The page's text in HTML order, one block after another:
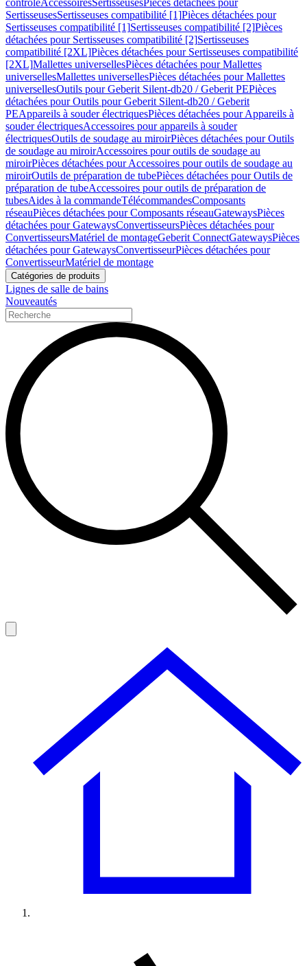
contrôleAccessoiresSertisseusesPièces détachées pour
SertisseusesSertisseuses compatibilité [1]Pièces détachées pour
Sertisseuses compatibilité [1]Sertisseuses compatibilité [2]Pièces
détachées pour Sertisseuses compatibilité [2]Sertisseuses
compatibilité [2XL]Pièces détachées pour Sertisseuses compatibilité
[2XL]Mallettes universellesPièces détachées pour Mallettes
universellesMallettes universellesPièces détachées pour Mallettes
universellesOutils pour Geberit Silent-db20 / Geberit PEPièces
détachées pour Outils pour Geberit Silent-db20 / Geberit
PEAppareils à souder électriquesPièces détachées pour Appareils à
souder électriquesAccessoires pour appareils à souder
électriquesOutils de soudage au miroirPièces détachées pour Outils
de soudage au miroirAccessoires pour outils de soudage au
miroirPièces détachées pour Accessoires pour outils de soudage au
miroirOutils de préparation de tubePièces détachées pour Outils de
préparation de tubeAccessoires pour outils de préparation de
tubesAides à la commandeTélécommandesComposants
réseauPièces détachées pour Composants réseauGatewaysPièces
détachées pour GatewaysConvertisseursPièces détachées pour
ConvertisseursMatériel de montageGeberit ConnectGatewaysPièces
détachées pour GatewaysConvertisseurPièces détachées pour
ConvertisseurMatériel de montage
Catégories de produits
Lignes de salle de bains
Nouveautés